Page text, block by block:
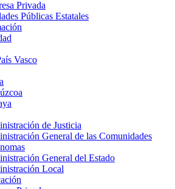
Privada
Públicas Estatales
Vasco
de Justicia
General de las Comunidades
General del Estado
Local